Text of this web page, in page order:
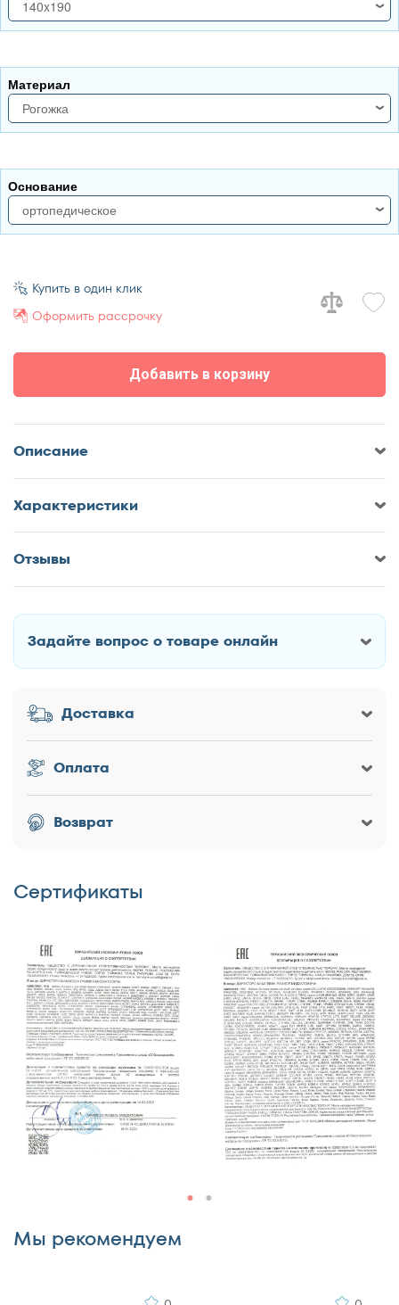
140x190
140x190
160x190
160x200
180x190
Основание
ортопедическое
ортопедическое
Материал
Рогожка
рогожка
Добавить в корзину
Купить в один клик
Оформить рассрочку
Описание
Характеристики
Отзывы
Оставить отзыв о Кровать Корона
Как Вас зовут?
Заголовок
Оценка товара
Достоинства
Недостатки
Задайте вопрос о товаре онлайн
Доставка
Оплата
Возврат
Сертификаты
Мы рекомендуем